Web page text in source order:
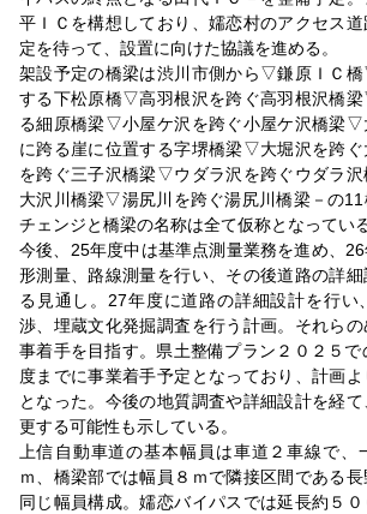
平ＩＣを構想しており、嬬恋村のアクセス
定を待って、設置に向けた協議を進める。
架設予定の橋梁は渋川市側から▽鎌原ＩＣ
する下松原橋▽高羽根沢を跨ぐ高羽根沢橋
る細原橋梁▽小屋ケ沢を跨ぐ小屋ケ沢橋梁▽
に跨る崖に位置する字堺橋梁▽大堀沢を跨
を跨ぐ三子沢橋梁▽ウダラ沢を跨ぐウダラ
大沢川橋梁▽湯尻川を跨ぐ湯尻川橋梁－の
チェンジと橋梁の名称は全て仮称となっている
今後、25年度中は基準点測量業務を進め、
形測量、路線測量を行い、その後道路の詳
る見通し。27年度に道路の詳細設計を行い
渉、埋蔵文化発掘調査を行う計画。それら
事着手を目指す。県土整備プラン２０２５
度までに事業着手予定となっており、計画
となった。今後の地質調査や詳細設計を経
更する可能性も示している。
上信自動車道の基本幅員は車道２車線で、
ｍ、橋梁部では幅員８ｍで隣接区間である
同じ幅員構成。嬬恋バイパスでは延長約５